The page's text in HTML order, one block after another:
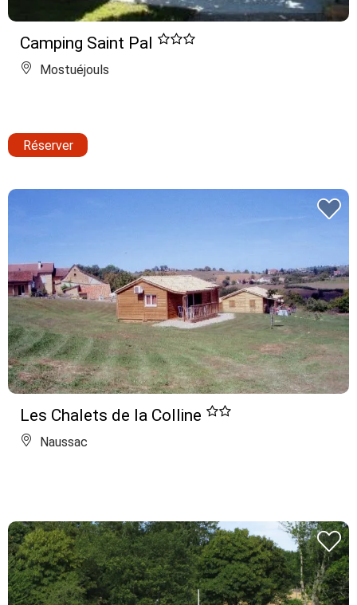
Camping Saint Pal
Mostuéjouls
Réserver
Les Chalets de la Colline
Naussac